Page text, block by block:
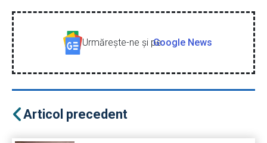
Urmăreşte-ne şi peGoogle News
Articol precedent